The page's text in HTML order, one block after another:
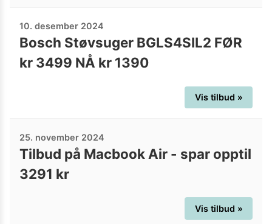
10. desember 2024
Bosch Støvsuger BGLS4SIL2 FØR
kr 3499 NÅ kr 1390
Vis tilbud »
25. november 2024
Tilbud på Macbook Air - spar opptil
3291 kr
Vis tilbud »